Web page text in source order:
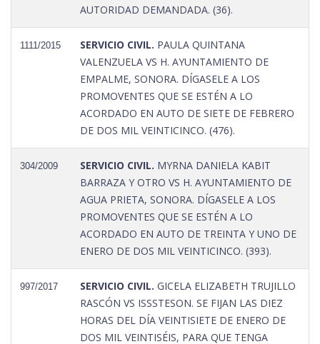
AUTORIDAD DEMANDADA. (36).
1111/2015 SERVICIO CIVIL. PAULA QUINTANA
VALENZUELA VS H. AYUNTAMIENTO DE
EMPALME, SONORA. DÍGASELE A LOS
PROMOVENTES QUE SE ESTÉN A LO
ACORDADO EN AUTO DE SIETE DE FEBRERO
DE DOS MIL VEINTICINCO. (476).
304/2009 SERVICIO CIVIL. MYRNA DANIELA KABIT
BARRAZA Y OTRO VS H. AYUNTAMIENTO DE
AGUA PRIETA, SONORA. DÍGASELE A LOS
PROMOVENTES QUE SE ESTÉN A LO
ACORDADO EN AUTO DE TREINTA Y UNO DE
ENERO DE DOS MIL VEINTICINCO. (393).
997/2017 SERVICIO CIVIL. GICELA ELIZABETH TRUJILLO
RASCÓN VS ISSSTESON. SE FIJAN LAS DIEZ
HORAS DEL DÍA VEINTISIETE DE ENERO DE
DOS MIL VEINTISÉIS, PARA QUE TENGA